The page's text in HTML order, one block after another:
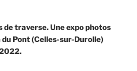
de traverse. Une expo photos
du Pont (Celles-sur-Durolle)